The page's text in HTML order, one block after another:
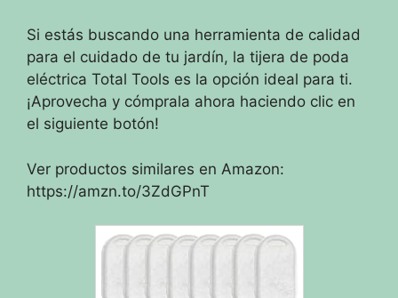
Si estás buscando una herramienta de calidad
para el cuidado de tu jardín, la tijera de poda
eléctrica Total Tools es la opción ideal para ti.
¡Aprovecha y cómprala ahora haciendo clic en
el siguiente botón!
Ver productos similares en Amazon:
https://amzn.to/3ZdGPnT